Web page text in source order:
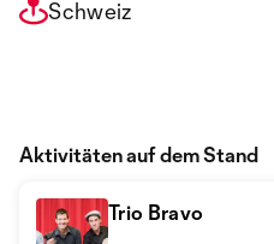
Schweiz
Trio Bravo
Aktivitäten auf dem Stand